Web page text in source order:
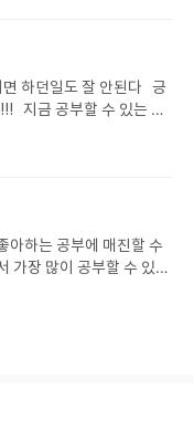
하던일도 잘 안된다 긍
밑거름이 될 것이다 그